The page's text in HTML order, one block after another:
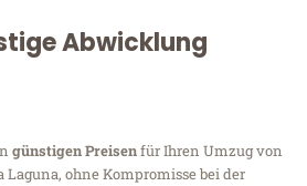
Abwicklung
günstigen Preisenfür Ihren Umzug von
ohne Kompromisse bei der